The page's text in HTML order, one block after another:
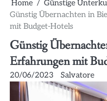
Home Günstige
Günstig Übernachten in
mit Budget-Hotels
Günstig
Erfahrungen mit
20/06/2023 Salvatore